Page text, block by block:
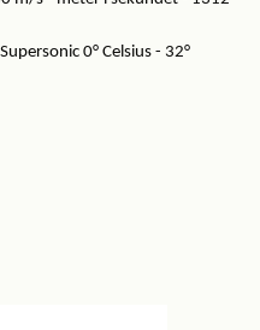
0° Celsius - 32°